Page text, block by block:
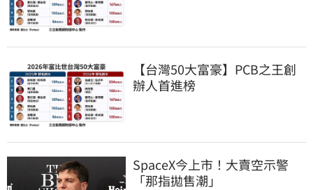
【台灣50大富豪】PCB之王創
辦人首進榜
SpaceX今上市！大賣空示警
「那指拋售潮」